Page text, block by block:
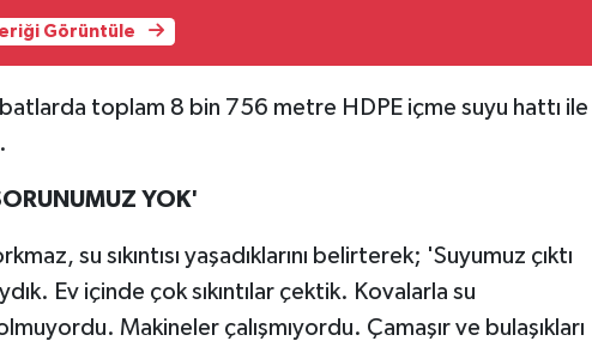
Görüntüle
toplam 8 bin 756 metre HDPE içme suyu hattı ile
YOK'
su sıkıntısı yaşadıklarını belirterek; 'Suyumuz çıktı
Ev içinde çok sıkıntılar çektik. Kovalarla su
Makineler çalışmıyordu. Çamaşır ve bulaşıkları